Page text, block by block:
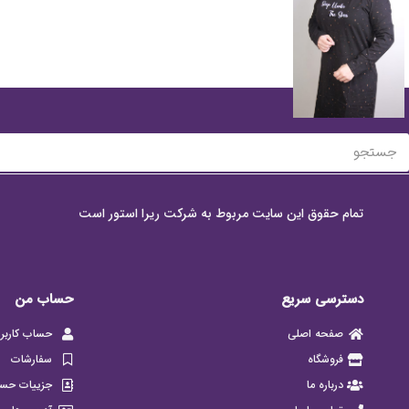
تمام حقوق این سایت مربوط به شرکت ریرا استور است
دسترسی سریع
صفحه اصلی
فروشگاه
درباره ما
حساب من
حساب
سفارشات
جزییات